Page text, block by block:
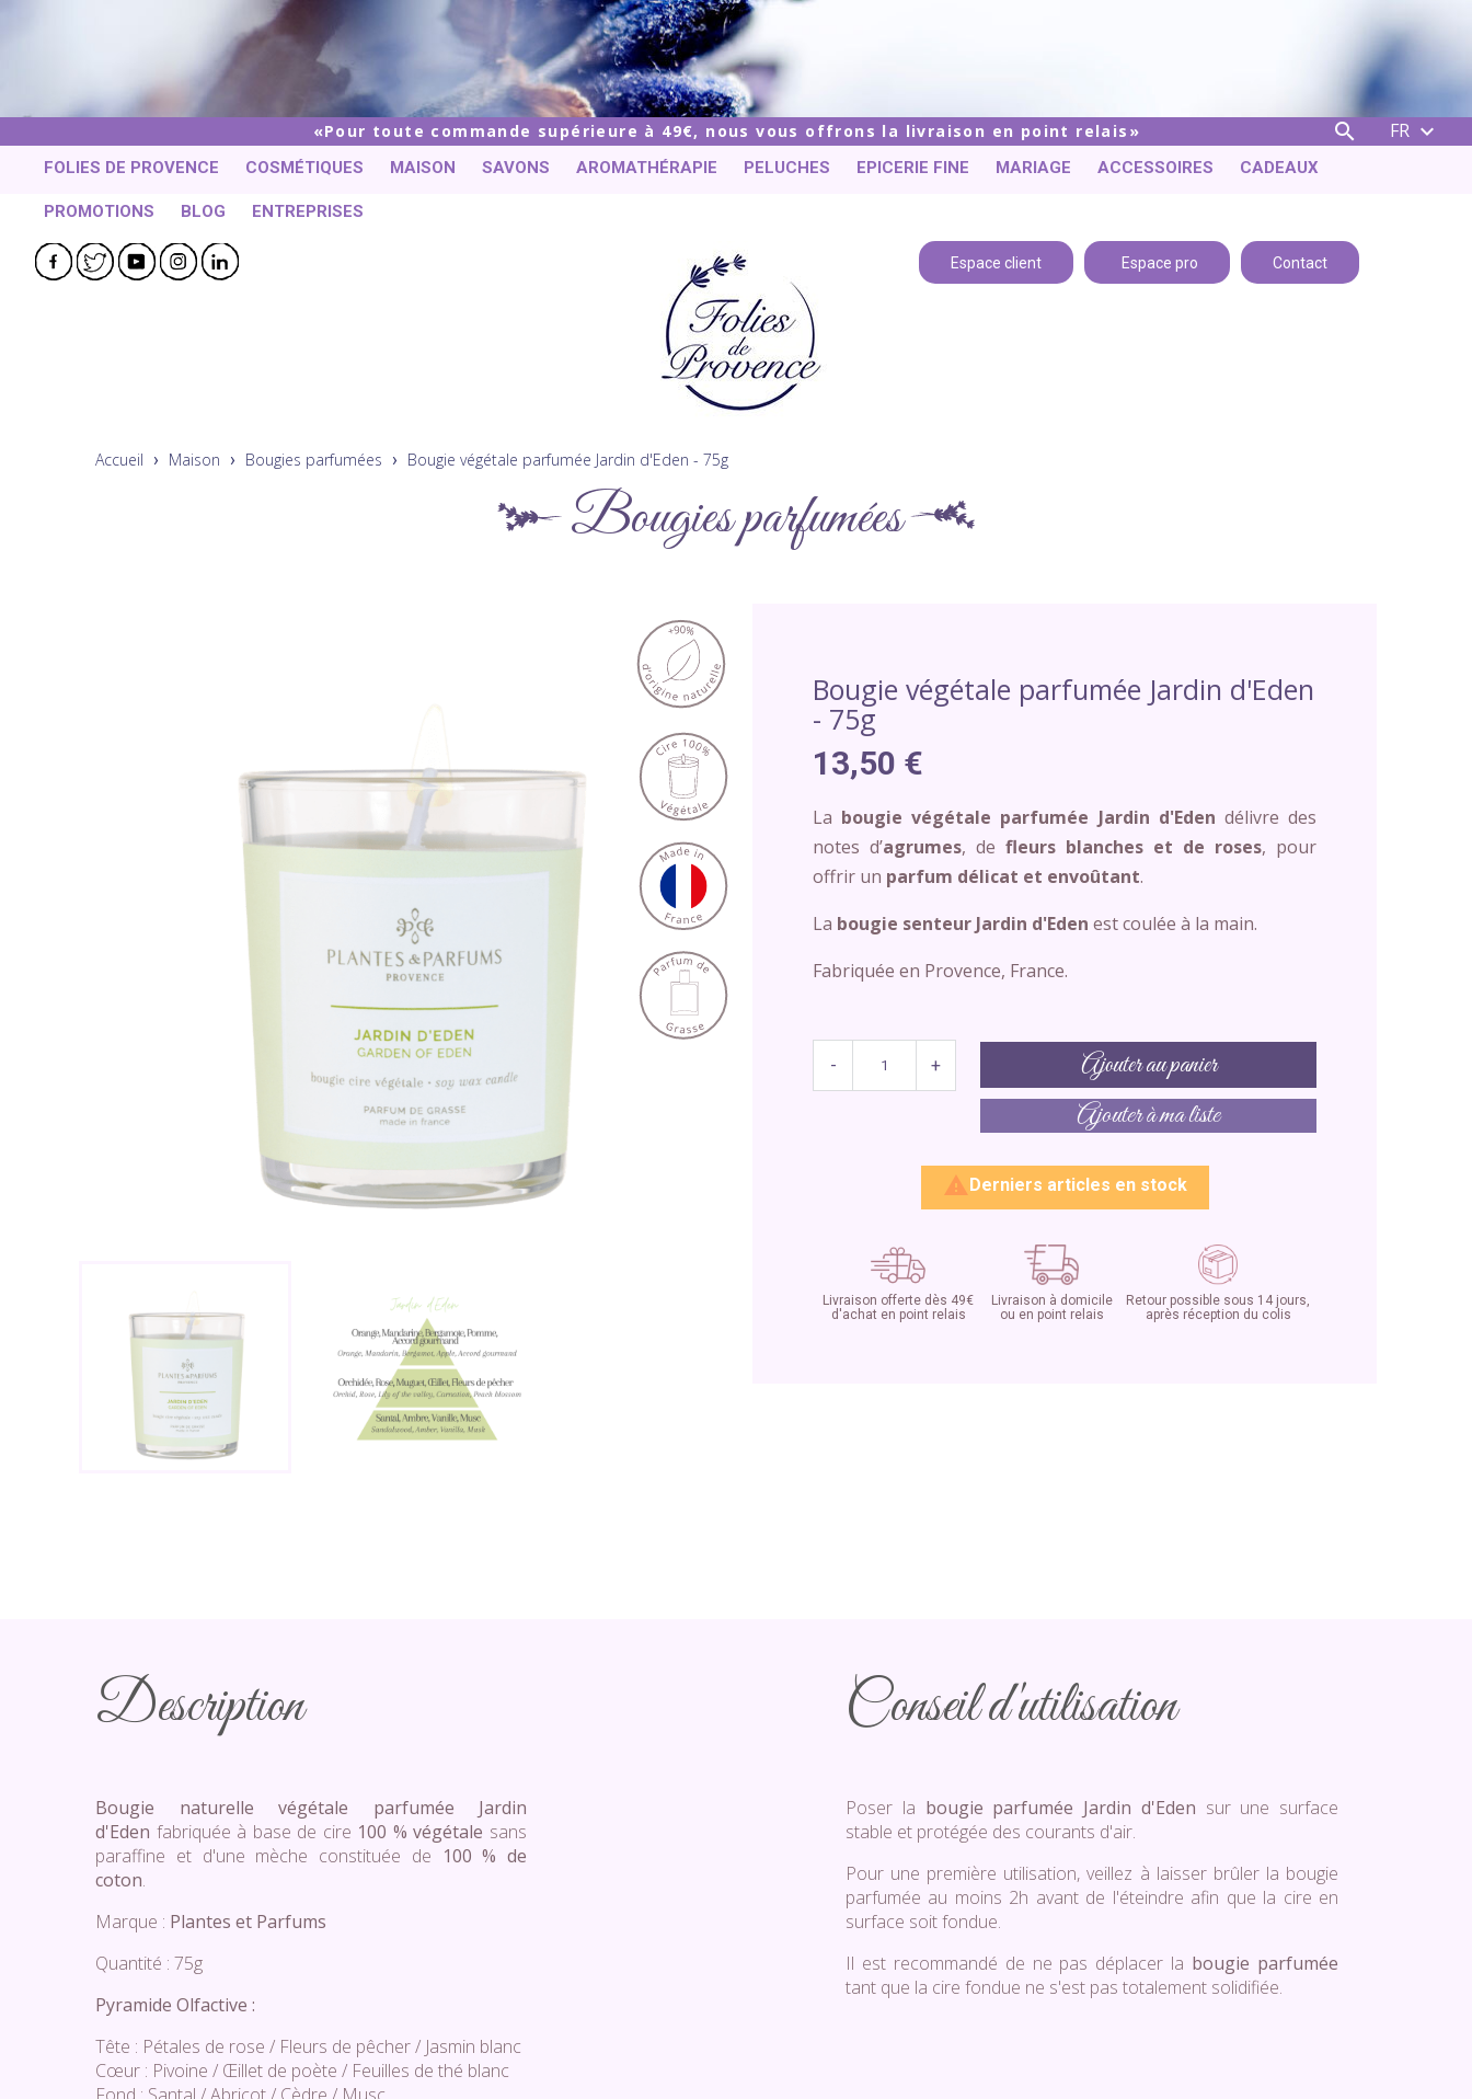
Pour toute commande supérieure à 49€, nous vous offrons la livraison en point relais  FR 
FOLIES DE PROVENCE COSMÉTIQUES MAISON SAVONS AROMATHÉRAPIE PELUCHES EPICERIE FINE MARIAGE ACCESSOIRES CADEAUX
PROMOTIONS BLOG ENTREPRISES
Facebook
TwitterYouTubeInstagram Espace client Espace pro Contact
Accueil Maison Bougies parfumées Bougie végétale parfumée Jardin d'Eden - 75g
Bougies parfumées
Bougie végétale parfumée Jardin d'Eden
- 75g
13,50 €
La bougie végétale parfumée Jardin d'Eden délivre des
notes d’agrumes, de fleurs blanches et de roses, pour
offrir un parfum délicat et envoûtant.
La bougie senteur Jardin d'Eden est coulée à la main.
Fabriquée en Provence, France.
- + Ajouter au panier
Ajouter à ma liste
 Derniers articles en stock
Livraison offerte dès 49€
d'achat en point relais
Livraison à domicile
ou en point relais
Retour possible sous 14 jours,
après réception du colis
Description
Bougie naturelle végétale parfumée Jardin
d'Eden fabriquée à base de cire 100 % végétale sans
paraffine et d'une mèche constituée de 100 % de
coton.
Marque : Plantes et Parfums
Quantité : 75g
Pyramide Olfactive :
Tête : Pétales de rose / Fleurs de pêcher / Jasmin blanc
Cœur : Pivoine / Œillet de poète / Feuilles de thé blanc
Conseil d'utilisation
Poser la bougie parfumée Jardin d'Eden sur une surface
stable et protégée des courants d'air.
Pour une première utilisation, veillez à laisser brûler la bougie
parfumée au moins 2h avant de l'éteindre afin que la cire en
surface soit fondue.
Il est recommandé de ne pas déplacer la bougie parfumée
tant que la cire fondue ne s'est pas totalement solidifiée.